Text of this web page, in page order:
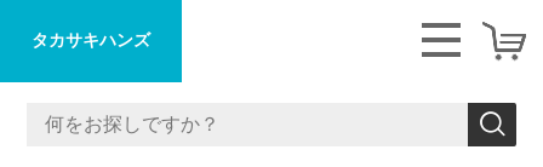
タカサキハンズ